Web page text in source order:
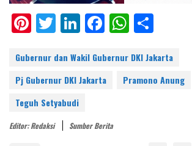
Pi
er
e
st
T
itt
er
Li
k
e
n
F
e
b
o
W
at
s
ar
e
Gubernur dan Wakil Gubernur DKI Jakarta
Pj Gubernur DKI Jakarta
Pramono Anung
Teguh Setyabudi
Editor: Redaksi Sumber Berita